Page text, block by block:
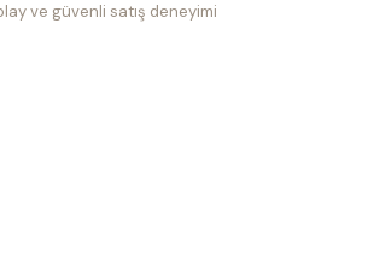
ve güvenli satış deneyimi